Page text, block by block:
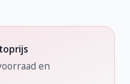
en